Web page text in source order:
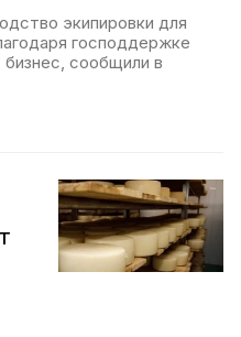
экипировки для
господдержке
сообщили в